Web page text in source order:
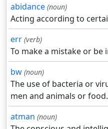
abidance (noun)
Acting according to
err (verb)
To make a mistake or be
bw (noun)
The use of bacteria or
men and animals or food.
atman (noun)